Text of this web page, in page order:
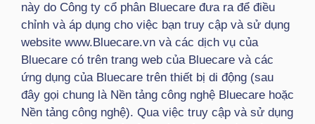
này do Công ty cổ phân Bluecare đưa ra để điều
chỉnh và áp dụng cho việc bạn truy cập và sử dụng
website www.Bluecare.vn và các dịch vụ của
Bluecare có trên trang web của Bluecare và các
ứng dụng của Bluecare trên thiết bị di động (sau
đây gọi chung là Nền tảng công nghệ Bluecare hoặc
Nền tảng công nghệ). Qua việc truy cập và sử dụng